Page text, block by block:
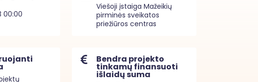
00:00
Viešoji įstaiga Mažeikių
pirminės sveikatos
priežiūros centras
Bendra projekto
tinkamų finansuoti
išlaidų suma